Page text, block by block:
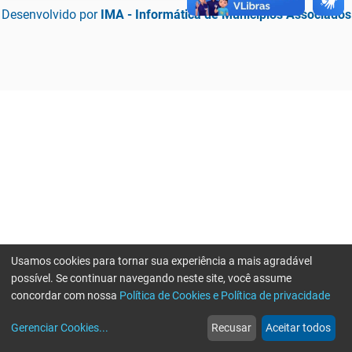
Desenvolvido por IMA - Informática de Municípios Associados
web
Notícias
more_horiz
Mais
Usamos cookies para tornar sua experiência a mais agradável
possível. Se continuar navegando neste site, você assume
concordar com nossa Política de Cookies e Política de privacidade
Gerenciar Cookies... Recusar Aceitar todos
Erro ao enviar informações, por favor tente novamente